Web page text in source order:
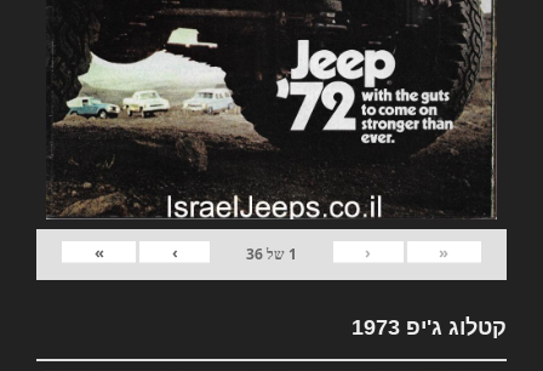
«
‹
1 של36
›
»
קטלוג ג'יפ 1973